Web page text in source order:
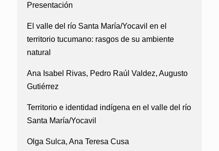
Presentación
El valle del río Santa María/Yocavil en el
territorio tucumano: rasgos de su ambiente
natural
Ana Isabel Rivas, Pedro Raúl Valdez, Augusto
Gutiérrez
Territorio e identidad indígena en el valle del río
Santa María/Yocavil
Olga Sulca, Ana Teresa Cusa